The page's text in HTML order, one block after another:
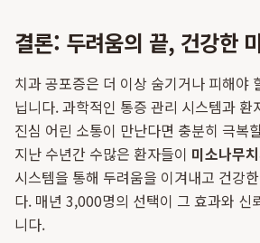
결론: 두려움의 끝, 건강한
치과 공포증은 더 이상 숨기거나 피해야
닙니다. 과학적인 통증 관리 시스템과 환
진심 어린 소통이 만난다면 충분히 극복
지난 수년간 수많은 환자들이 미소나무
시스템을 통해 두려움을 이겨내고 건강
다. 매년 3,000명의 선택이 그 효과와 신
니다.